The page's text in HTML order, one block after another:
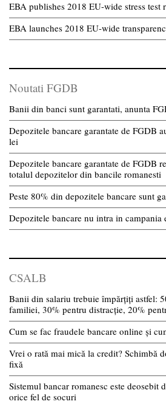
EBA publishes 2018 EU-wide stress test
EBA launches 2018 EU-wide
Noutati FGDB
Banii din banci sunt garantati, anunta
Depozitele bancare garantate de FGDB
lei
Depozitele bancare garantate de FGDB
totalul depozitelor din bancile romanesti
Peste 80% din depozitele bancare sunt
Depozitele bancare nu intra in campania
CSALB
Banii din salariu trebuie împărțiți astfel:
familiei, 30% pentru distracție, 20%
Cum se fac fraudele bancare online și
Vrei o rată mai mică la credit? Schimbă
fixă
Sistemul bancar romanesc este deosebit
orice fel de socuri